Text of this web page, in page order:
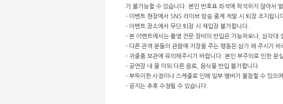
가 불가능할 수 있습니다. 본인 번호표 좌석에 착석하지 않아서
- 이벤트 현장에서 SNS 라이브 방송 중계 적발 시 퇴장 조치됩니
- 이벤트 장소에서 무단 퇴장 시 재입장 불가합니다.
- 본 이벤트에서는 촬영 전문 장비의 반입은 가능하오나, 삼각대
- 다른 관객 분들의 관람에 지장을 주는 행동은 삼가 해 주시기
- 귀중품 보관에 유의해주시기 바랍니다. 본인 부주의로 인한 분
- 공연장 내 물 이외 다른 음료, 음식물 반입 불가합니다.
- 부득이한 사정이나 스케줄로 인해 일부 멤버가 불참할 수 있으
- 공지는 추후 수정될 수 있습니다.